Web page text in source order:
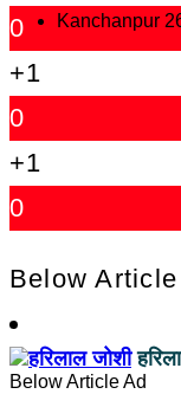
Kanchanpur
0
+1
0
+1
0
Below
Below Article Ad